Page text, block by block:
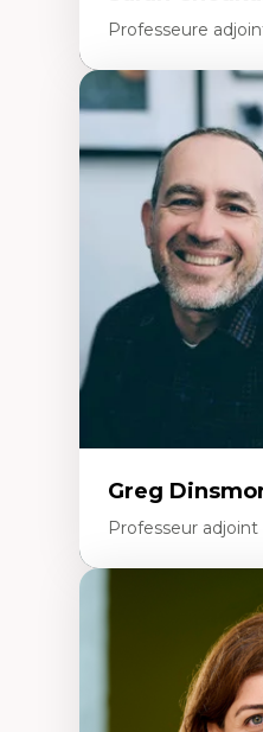
Professeure
Expertises
Démocratisation
technologies et
Données ouvertes
Bioart,
créatives
Histoire sociale et
technologies
Résistances et
Internet des objets
Métavers
Problématiques
artificielle,
Féminismes et
Greg
Professeur adjoint
Fragmentation
Analyse multi-
médiatiques
Analyse des
travers les